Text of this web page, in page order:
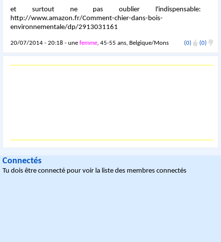
et surtout ne pas oublier l'indispensable:
http://www.amazon.fr/Comment-chier-dans-bois-
environnementale/dp/2913031161
20/07/2014 - 20:18 - unefemme, 45-55 ans, Belgique/Mons (0) (0)
Connectés
Tu dois être connecté pour voir la liste des membres connectés